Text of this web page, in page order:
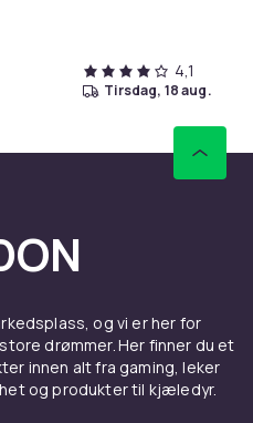
4,1
tirsdag, 18 aug.
og vi er her for
drømmer. Her finner du et
innen alt fra gaming, leker
og produkter til kjæledyr.